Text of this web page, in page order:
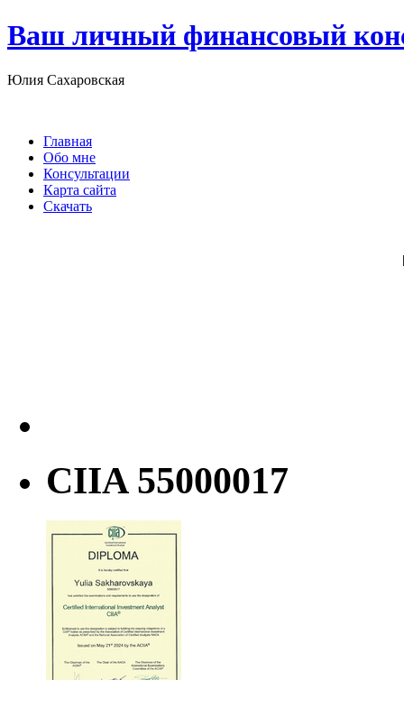
Ваш личный финансовый
Юлия Сахаровская
Главная
Обо мне
Консультации
Карта сайта
Скачать
CIIA 55000017